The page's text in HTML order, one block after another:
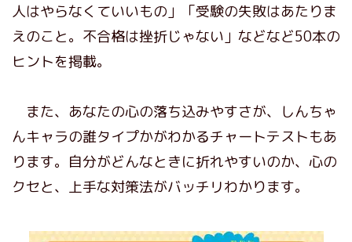
人はやらなくていいもの」「受験の失敗はあたりま
えのこと。不合格は挫折じゃない」などなど50本の
ヒントを掲載。
また、あなたの心の落ち込みやすさが、しんちゃ
んキャラの誰タイプかがわかるチャートテストもあ
ります。自分がどんなときに折れやすいのか、心の
クセと、上手な対策法がバッチリわかります。